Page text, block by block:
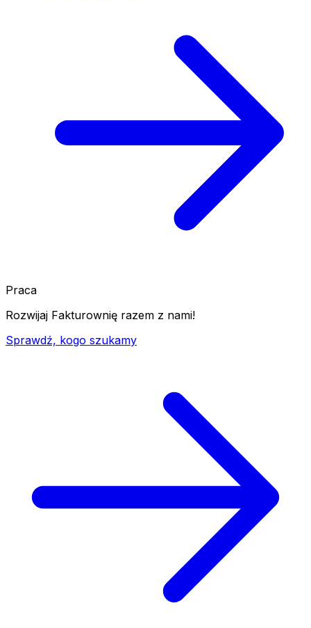
Praca
Rozwijaj Fakturownię razem z nami!
Sprawdź, kogo szukamy